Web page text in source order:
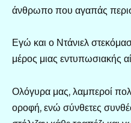
άνθρωπο που αγαπάς
Εγώ και ο Ντάνιελ
μέρος μιας εντυπωσιακής
Ολόγυρα μας, λαμπεροί
οροφή, ενώ σύνθετες